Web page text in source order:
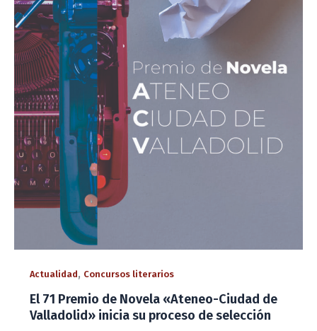
Actualidad, Concursos literarios
El 71 Premio de Novela «Ateneo-Ciudad de
Valladolid» inicia su proceso de selección